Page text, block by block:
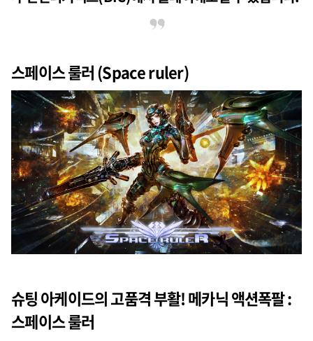
스페이스 룰러 (Space ruler)
슈팅 아케이드의 고품격 부활! 메카닉 액션폭팔 :
스페이스 룰러